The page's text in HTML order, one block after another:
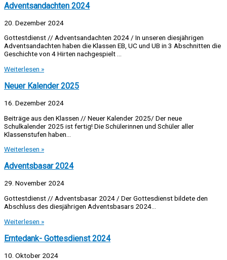
Adventsandachten 2024
20. Dezember 2024
Gottestdienst // Adventsandachten 2024 / In unseren diesjährigen
Adventsandachten haben die Klassen EB, UC und UB in 3 Abschnitten die
Geschichte von 4 Hirten nachgespielt …
Weiterlesen »
Neuer Kalender 2025
16. Dezember 2024
Beiträge aus den Klassen // Neuer Kalender 2025/ Der neue
Schulkalender 2025 ist fertig! Die Schülerinnen und Schüler aller
Klassenstufen haben…
Weiterlesen »
Adventsbasar 2024
29. November 2024
Gottestdienst // Adventsbasar 2024 / Der Gottesdienst bildete den
Abschluss des diesjährigen Adventsbasars 2024…
Weiterlesen »
Erntedank- Gottesdienst 2024
10. Oktober 2024